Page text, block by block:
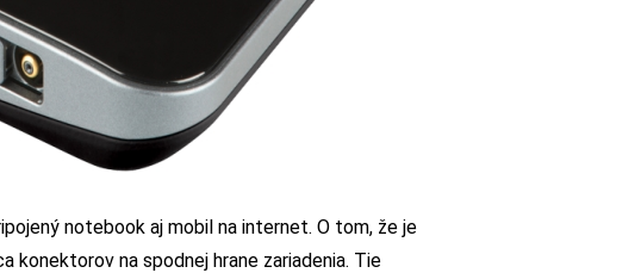
notebook aj mobil na internet. O tom, že je
konektorov na spodnej hrane zariadenia. Tie